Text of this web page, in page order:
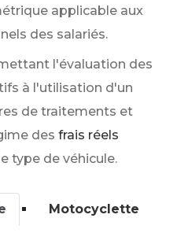
applicable aux
des salariés.
l'évaluation des
à l'utilisation d'un
de traitements et
des frais réels
type de véhicule.
Motocyclette